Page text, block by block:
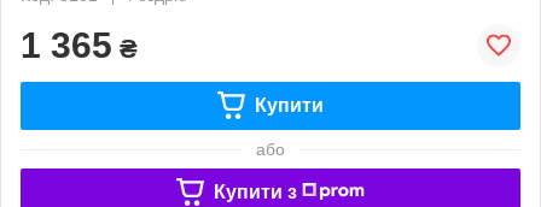
1 365 ₴
Купити
або
Купити з